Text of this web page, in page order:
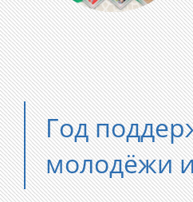
Год
молодёжи